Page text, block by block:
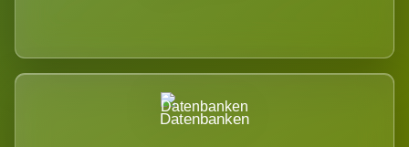
Datenbanken